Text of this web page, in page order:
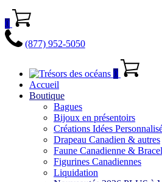
0
(877) 952-5050
0
Accueil
Boutique
Bagues
Bijoux en présentoirs
Créations Idées
Drapeau Canadien & autres
Faune Canadienne &
Figurines Canadiennes
Liquidation